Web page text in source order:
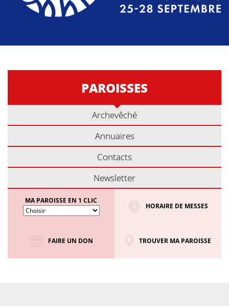
PAROISSES
Archevêché
Annuaires
Contacts
Newsletter
MA PAROISSE EN 1 CLIC
HORAIRE DE MESSES
FAIRE UN DON TROUVER MA PAROISSE